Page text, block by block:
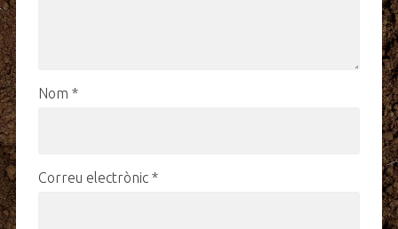
Nom *
Correu electrònic *